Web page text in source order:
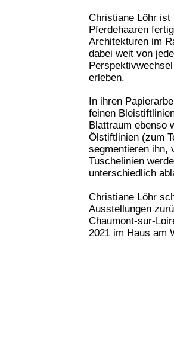
Christiane Löhr ist
Pferdehaaren
Architekturen im
dabei weit von
erleben.
In ihren
feinen
Blattraum ebenso
Ölstiftlinien (zum
segmentieren ihn,
Tuschelinien
unterschiedlich
Christiane Löhr
Ausstellungen
Chaumont-sur-
2021 im Haus am